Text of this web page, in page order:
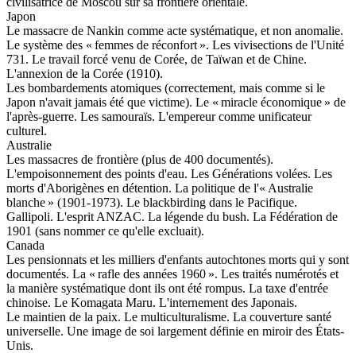
Japon
Le massacre de Nankin comme acte systématique, et non anomalie.
Le système des « femmes de réconfort ». Les vivisections de l'Unité
731. Le travail forcé venu de Corée, de Taïwan et de Chine.
L'annexion de la Corée (1910).
Les bombardements atomiques (correctement, mais comme si le
Japon n'avait jamais été que victime). Le « miracle économique » de
l'après-guerre. Les samouraïs. L'empereur comme unificateur
culturel.
Australie
Les massacres de frontière (plus de 400 documentés).
L'empoisonnement des points d'eau. Les Générations volées. Les
morts d'Aborigènes en détention. La politique de l'« Australie
blanche » (1901-1973). Le blackbirding dans le Pacifique.
Gallipoli. L'esprit ANZAC. La légende du bush. La Fédération de
1901 (sans nommer ce qu'elle excluait).
Canada
Les pensionnats et les milliers d'enfants autochtones morts qui y sont
documentés. La « rafle des années 1960 ». Les traités numérotés et
la manière systématique dont ils ont été rompus. La taxe d'entrée
chinoise. Le Komagata Maru. L'internement des Japonais.
Le maintien de la paix. Le multiculturalisme. La couverture santé
universelle. Une image de soi largement définie en miroir des États-
Unis.